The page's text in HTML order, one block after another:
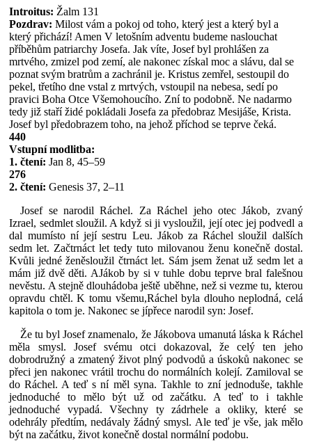
Introitus: Žalm 131
Pozdrav:Milost vám a pokoj od toho, který jest a který byl a
který přichází! Amen V letošním adventu budeme naslouchat
příběhům patriarchy Josefa. Jak víte, Josef byl prohlášen za
mrtvého, zmizel pod zemí, ale nakonec získal moc a slávu, dal se
poznat svým bratrům a zachránil je. Kristus zemřel, sestoupil do
pekel, třetího dne vstal z mrtvých, vstoupil na nebesa, sedí po
pravici Boha Otce Všemohoucího. Zní to podobně. Ne nadarmo
tedy již staří židé pokládali Josefa za předobraz Mesijáše, Krista.
Josef byl předobrazem toho, na jehož příchod se teprve čeká.
440
Vstupní modlitba:
1. čtení:Jan 8, 45–59
276
2. čtení:Genesis 37, 2–11
Josef se narodil Ráchel. Za Ráchel jeho otec Jákob, zvaný
Izrael, sedmlet sloužil. A když si ji vysloužil, její otec jej podvedl a
dal mumísto ní její sestru Leu. Jákob za Ráchel sloužil dalších
sedm let. Začtrnáct let tedy tuto milovanou ženu konečně dostal.
Kvůli jedné ženěsloužil čtrnáct let. Sám jsem ženat už sedm let a
mám již dvě děti. AJákob by si v tuhle dobu teprve bral falešnou
nevěstu. A stejně dlouhádoba ještě uběhne, než si vezme tu, kterou
opravdu chtěl. K tomu všemu,Ráchel byla dlouho neplodná, celá
kapitola o tom je. Nakonec se jípřece narodil syn: Josef.
Že tu byl Josef znamenalo, že Jákobova umanutá láska k Ráchel
měla smysl. Josef svému otci dokazoval, že celý ten jeho
dobrodružný a zmatený život plný podvodů a úskoků nakonec se
přeci jen nakonec vrátil trochu do normálních kolejí. Zamiloval se
do Ráchel. A teď s ní měl syna. Takhle to zní jednoduše, takhle
jednoduché to mělo být už od začátku. A teď to i takhle
jednoduché vypadá. Všechny ty zádrhele a okliky, které se
odehrály předtím, nedávaly žádný smysl. Ale teď je vše, jak mělo
být na začátku, život konečně dostal normální podobu.